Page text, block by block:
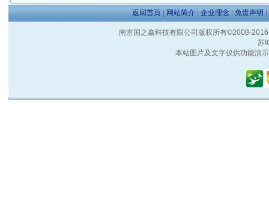
返回首页| 网站简介 | 企业理念 | 免责声明 |
南京国之鑫科技有限公司版权所有©2008-
苏
本站图片及文字仅供功能演